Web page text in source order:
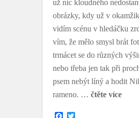
už nic kloudného
obrázky, kdy už v
vidím scénu v hledáčku
vím, že mělo smysl brát
trmácet se do různých
nebo třeba jen tak při
psem nebýt líný a hodit
rameno. … čtěte více
F